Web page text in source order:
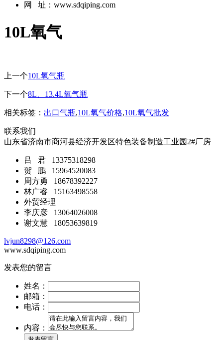
网 址：www.sdqiping.com
10L氧气
上一个10L氧气瓶
下一个8L、13.4L氧气瓶
相关标签： 出口气瓶,10L氧气价格,10L氧气批发
联系我们
山东省济南市商河县经济开发区特色装备制造工业园2#厂房
吕 君 13375318298
贺 鹏 15964520083
周方勇 18678392227
林广睿 15163498558
外贸经理
李庆彦 13064026008
谢文慧 18053639819
lvjun8298@126.com
www.sdqiping.com
发表您的留言
姓名：
邮箱：
电话：
内容：